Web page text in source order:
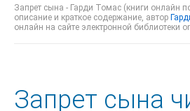
Запрет сына - Гарди Томас (книги онлайн
описание и краткое содержание, автор
онлайн на сайте электронной библиотеки
Запрет сына